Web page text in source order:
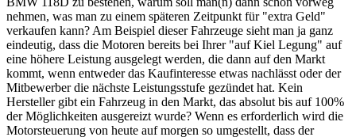
nehmen, was man zu einem späteren Zeitpunkt für "extra Geld"
verkaufen kann? Am Beispiel dieser Fahrzeuge sieht man ja ganz
eindeutig, dass die Motoren bereits bei Ihrer "auf Kiel Legung" auf
eine höhere Leistung ausgelegt werden, die dann auf den Markt
kommt, wenn entweder das Kaufinteresse etwas nachlässt oder der
Mitbewerber die nächste Leistungsstufe gezündet hat. Kein
Hersteller gibt ein Fahrzeug in den Markt, das absolut bis auf 100%
der Möglichkeiten ausgereizt wurde? Wenn es erforderlich wird die
Motorsteuerung von heute auf morgen so umgestellt, dass der